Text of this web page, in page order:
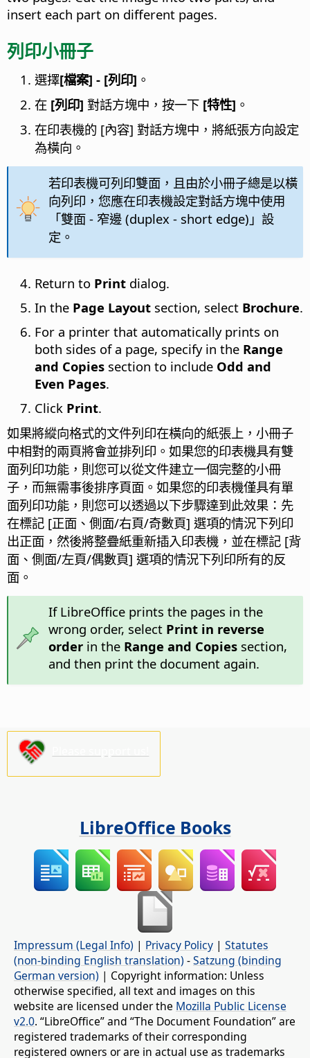
insert each part on different pages.
列印小冊子
選擇[檔案] - [列印] 。
在 [列印] 對話方塊中，按一下 [特性] 。
在印表機的 [內容] 對話方塊中，將紙張方向設定
為橫向。
若印表機可列印雙面，且由於小冊子總是以橫
向列印，您應在印表機設定對話方塊中使用
「雙面 - 窄邊 (duplex - short edge)」設
定。
Return to Print dialog.
In the Page Layout section, select Brochure.
For a printer that automatically prints on
both sides of a page, specify in the Range
and Copies section to include Odd and
Even Pages.
Click Print.
如果將縱向格式的文件列印在橫向的紙張上，小冊子
中相對的兩頁將會並排列印。如果您的印表機具有雙
面列印功能，則您可以從文件建立一個完整的小冊
子，而無需事後排序頁面。如果您的印表機僅具有單
面列印功能，則您可以透過以下步驟達到此效果：先
在標記 [正面、側面/右頁/奇數頁] 選項的情況下列印
出正面，然後將整疊紙重新插入印表機，並在標記 [背
面、側面/左頁/偶數頁] 選項的情況下列印所有的反
面。
If LibreOffice prints the pages in the
wrong order, select Print in reverse
orderin the Range and Copiessection,
and then print the document again.
LibreOffice Books
Impressum (Legal Info) | Privacy Policy | Statutes
(non-binding English translation) -Satzung (binding
German version) | Copyright information: Unless
otherwise specified, all text and images on this
website are licensed under the Mozilla Public License
v2.0. “LibreOffice” and “The Document Foundation” are
registered trademarks of their corresponding
registered owners or are in actual use as trademarks